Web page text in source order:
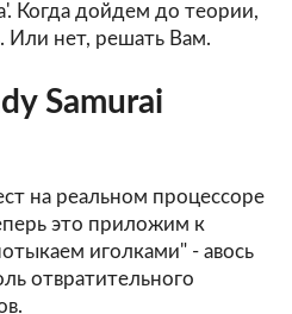
Когда дойдем до теории,
Или нет, решать Вам.
Samurai
на реальном процессоре
это приложим к
иголками" - авось
отвратительного